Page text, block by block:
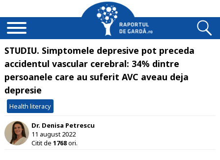
STUDIU. Simptomele depresive pot preceda
accidentul vascular cerebral: 34% dintre
persoanele care au suferit AVC aveau deja
depresie
Health literacy
Dr. Denisa Petrescu
11 august 2022
Citit de 1768ori.